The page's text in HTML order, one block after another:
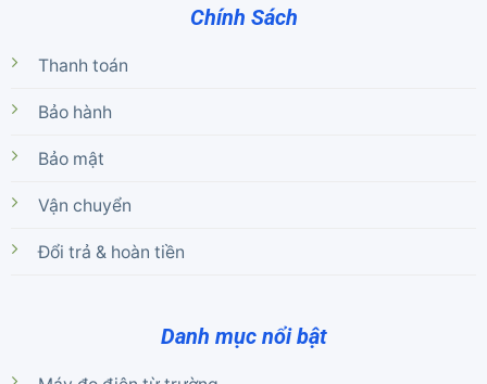
Chính Sách
Thanh toán
Bảo hành
Bảo mật
Vận chuyển
Đổi trả & hoàn tiền
Danh mục nổi bật